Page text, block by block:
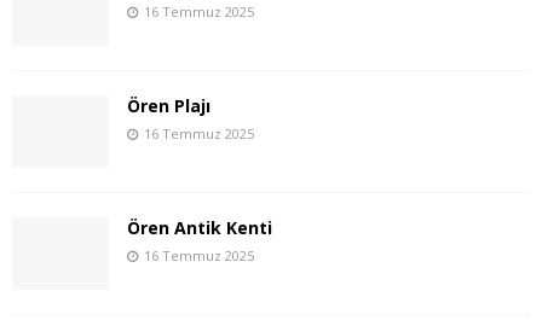
16 Temmuz 2025
Ören Plajı
16 Temmuz 2025
Ören Antik Kenti
16 Temmuz 2025